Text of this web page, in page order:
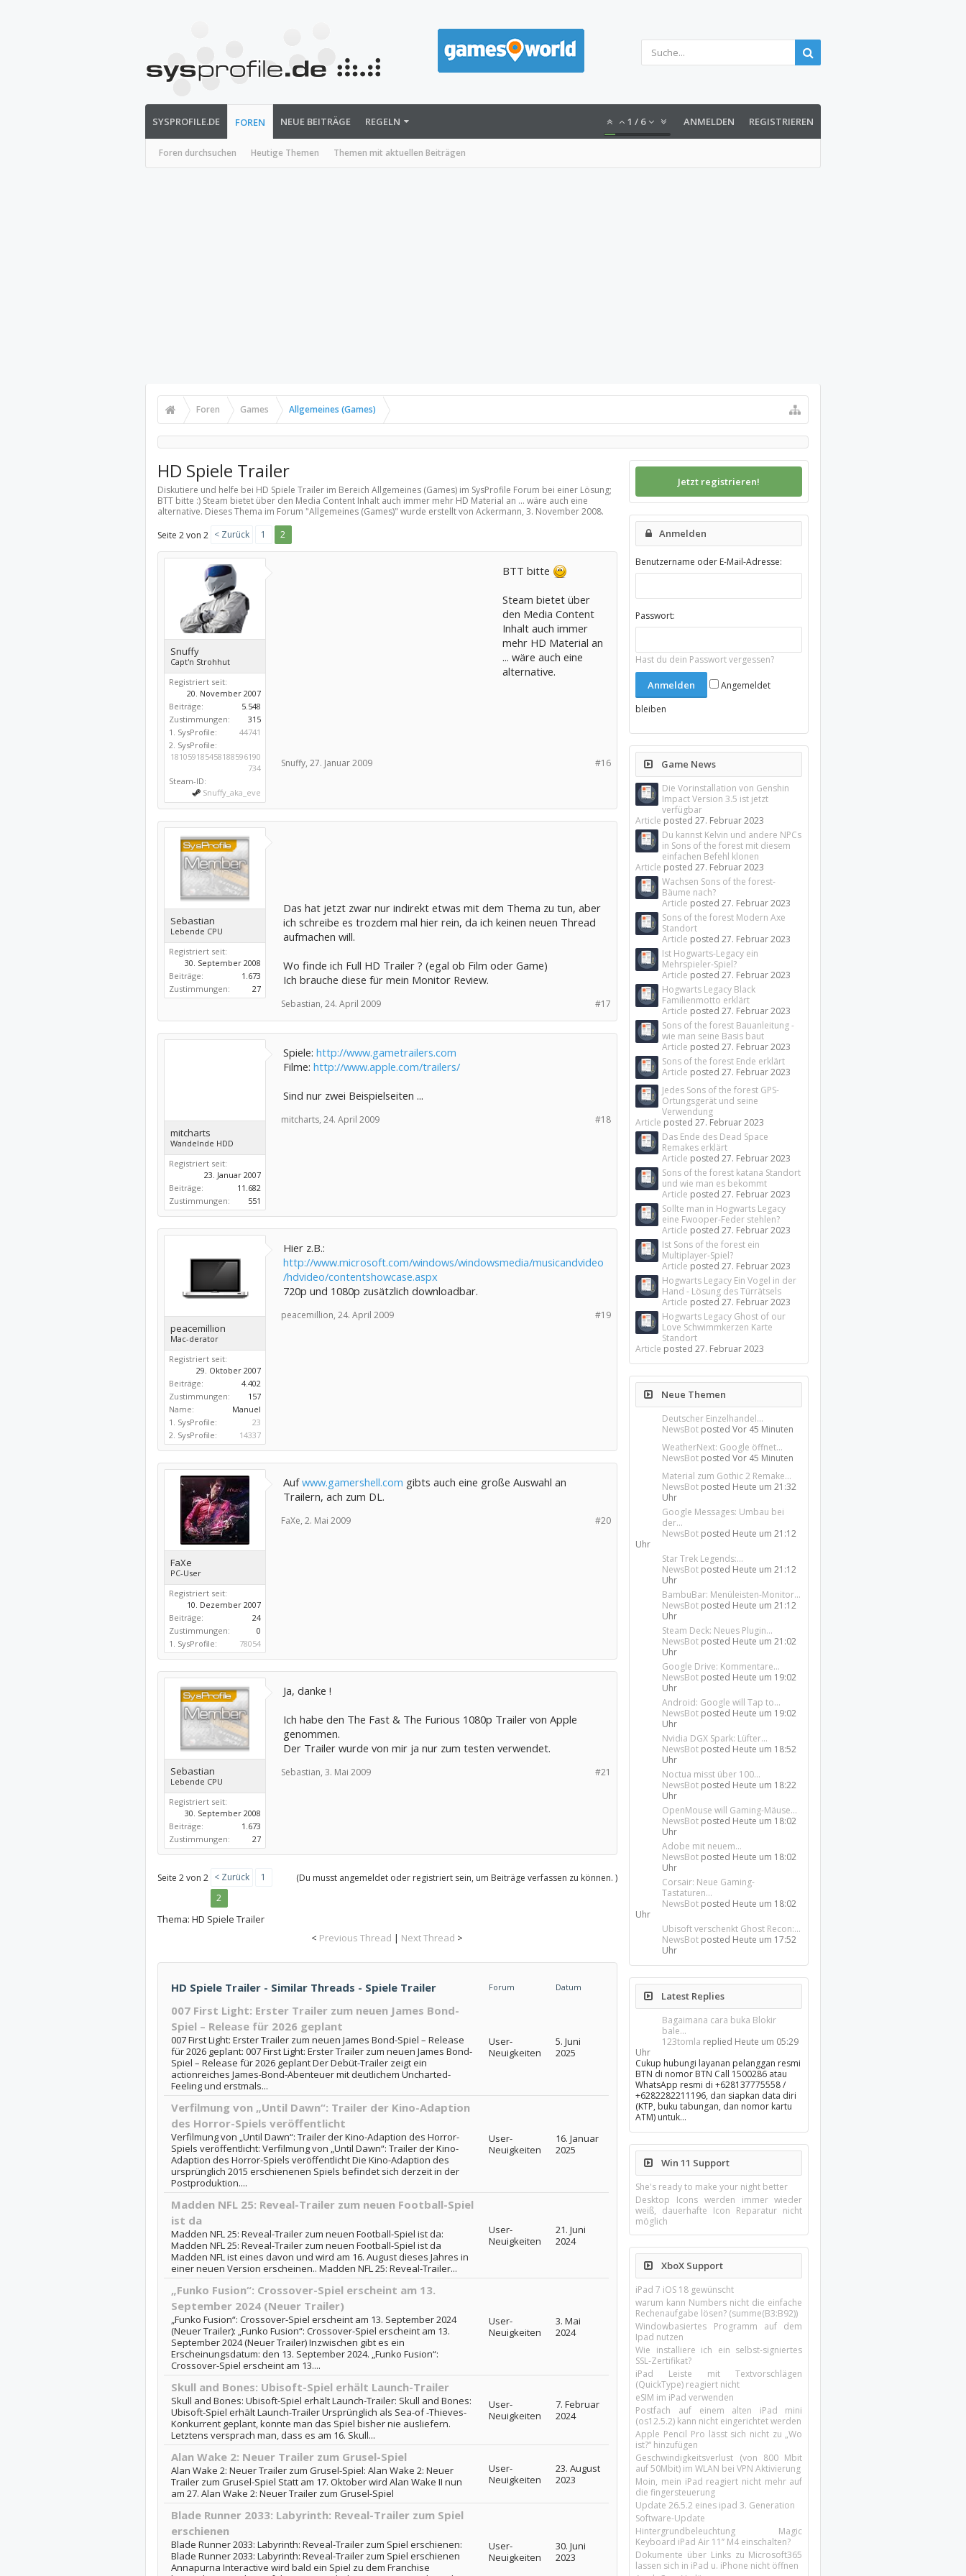
SYSPROFILE.DE FOREN
Foren durchsuchen Heutige Themen Themen mit aktuellen Beiträgen
NEUE BEITRÄGE REGELN 1 / 6 ANMELDEN REGISTRIEREN
Foren Games Allgemeines (Games)
HD Spiele Trailer
Diskutiere und helfe bei HD Spiele Trailer im Bereich Allgemeines (Games)im SysProfile Forum bei einer Lösung;
BTT bitte :) Steam bietet über den Media Content Inhalt auch immer mehr HD Material an ... wäre auch eine
alternative. Dieses Thema im Forum "Allgemeines (Games)" wurde erstellt von Ackermann, 3. November 2008.
Seite 2 von 2 < Zurück 1 2
Snuffy
Capt'n Strohhut
Registriert seit:
20. November 2007
Beiträge:
5.548
Zustimmungen:
315
1. SysProfile:
44741
2. SysProfile:
181059185458188596190
734
Steam-ID:
Snuffy_aka_eve
BTT bitte
Steam bietet über
den Media Content
Inhalt auch immer
mehr HD Material an
... wäre auch eine
alternative.
#16
Snuffy, 27. Januar 2009
Sebastian
Lebende CPU
Registriert seit:
30. September 2008
Beiträge:
1.673
Zustimmungen:
27
Das hat jetzt zwar nur indirekt etwas mit dem Thema zu tun, aber
ich schreibe es trozdem mal hier rein, da ich keinen neuen Thread
aufmachen will.
Wo finde ich Full HD Trailer ? (egal ob Film oder Game)
Ich brauche diese für mein Monitor Review.
#17
Sebastian, 24. April 2009
mitcharts
Wandelnde HDD
Registriert seit:
23. Januar 2007
Beiträge:
11.682
Zustimmungen:
551
Spiele: http://www.gametrailers.com
Filme: http://www.apple.com/trailers/
Sind nur zwei Beispielseiten ...
#18
mitcharts, 24. April 2009
peacemillion
Mac-derator
Registriert seit:
29. Oktober 2007
Beiträge:
4.402
Zustimmungen:
157
Name:
Manuel
1. SysProfile:
23
2. SysProfile:
14337
Hier z.B.:
http://www.microsoft.com/windows/windowsmedia/musicandvideo
/hdvideo/contentshowcase.aspx
720p und 1080p zusätzlich downloadbar.
#19
peacemillion, 24. April 2009
FaXe
PC-User
Registriert seit:
10. Dezember 2007
Beiträge:
24
Zustimmungen:
0
1. SysProfile:
78054
Aufwww.gamershell.com gibts auch eine große Auswahl an
Trailern, ach zum DL.
#20
FaXe, 2. Mai 2009
Sebastian
Lebende CPU
Registriert seit:
30. September 2008
Beiträge:
1.673
Zustimmungen:
27
Ja, danke !
Ich habe den The Fast & The Furious 1080p Trailer von Apple
genommen.
Der Trailer wurde von mir ja nur zum testen verwendet.
#21
Sebastian, 3. Mai 2009
(Du musst angemeldet oder registriert sein, um Beiträge verfassen zu können. )
Seite 2 von 2 < Zurück
1
2
Thema: HD Spiele Trailer
< Previous Thread | Next Thread >
HD Spiele Trailer - Similar Threads - Spiele Trailer Forum Datum
007 First Light: Erster Trailer zum neuen James Bond-
Spiel – Release für 2026 geplant
007 First Light: Erster Trailer zum neuen James Bond-Spiel – Release
für 2026 geplant: 007 First Light: Erster Trailer zum neuen James Bond-
Spiel – Release für 2026 geplant Der Debüt-Trailer zeigt ein
actionreiches James-Bond-Abenteuer mit deutlichem Uncharted-
Feeling und erstmals...
User-
Neuigkeiten
5. Juni
2025
Verfilmung von „Until Dawn“: Trailer der Kino-Adaption
des Horror-Spiels veröffentlicht
Verfilmung von „Until Dawn“: Trailer der Kino-Adaption des Horror-
Spiels veröffentlicht: Verfilmung von „Until Dawn“: Trailer der Kino-
Adaption des Horror-Spiels veröffentlicht Die Kino-Adaption des
ursprünglich 2015 erschienenen Spiels befindet sich derzeit in der
Postproduktion....
User-
Neuigkeiten
16. Januar
2025
Madden NFL 25: Reveal-Trailer zum neuen Football-Spiel
ist da
Madden NFL 25: Reveal-Trailer zum neuen Football-Spiel ist da:
Madden NFL 25: Reveal-Trailer zum neuen Football-Spiel ist da
Madden NFL ist eines davon und wird am 16. August dieses Jahres in
einer neuen Version erscheinen.. Madden NFL 25: Reveal-Trailer...
User-
Neuigkeiten
21. Juni
2024
„Funko Fusion“: Crossover-Spiel erscheint am 13.
September 2024 (Neuer Trailer)
„Funko Fusion“: Crossover-Spiel erscheint am 13. September 2024
(Neuer Trailer): „Funko Fusion“: Crossover-Spiel erscheint am 13.
September 2024 (Neuer Trailer) Inzwischen gibt es ein
Erscheinungsdatum: den 13. September 2024. „Funko Fusion“:
Crossover-Spiel erscheint am 13....
User-
Neuigkeiten
3. Mai
2024
Skull and Bones: Ubisoft-Spiel erhält Launch-Trailer
Skull and Bones: Ubisoft-Spiel erhält Launch-Trailer: Skull and Bones:
Ubisoft-Spiel erhält Launch-Trailer Ursprünglich als Sea-of -Thieves-
Konkurrent geplant, konnte man das Spiel bisher nie ausliefern.
Letztens versprach man, dass es am 16. Skull...
User-
Neuigkeiten
7. Februar
2024
Alan Wake 2: Neuer Trailer zum Grusel-Spiel
Alan Wake 2: Neuer Trailer zum Grusel-Spiel: Alan Wake 2: Neuer
Trailer zum Grusel-Spiel Statt am 17. Oktober wird Alan Wake II nun
am 27. Alan Wake 2: Neuer Trailer zum Grusel-Spiel
User-
Neuigkeiten
23. August
2023
Blade Runner 2033: Labyrinth: Reveal-Trailer zum Spiel
erschienen
Blade Runner 2033: Labyrinth: Reveal-Trailer zum Spiel erschienen:
Blade Runner 2033: Labyrinth: Reveal-Trailer zum Spiel erschienen
Annapurna Interactive wird bald ein Spiel zu dem Franchise
User-
Neuigkeiten
30. Juni
2023
Jetzt registrieren!
Anmelden
Benutzername oder E-Mail-Adresse:
Passwort:
Hast du dein Passwort vergessen?
Angemeldet
bleiben
Game News
Die Vorinstallation von Genshin
Impact Version 3.5 ist jetzt
verfügbar
Article posted27. Februar 2023
Du kannst Kelvin und andere NPCs
in Sons of the forest mit diesem
einfachen Befehl klonen
Article posted27. Februar 2023
Wachsen Sons of the forest-
Bäume nach?
Article posted27. Februar 2023
Sons of the forest Modern Axe
Standort
Article posted27. Februar 2023
Ist Hogwarts-Legacy ein
Mehrspieler-Spiel?
Article posted27. Februar 2023
Hogwarts Legacy Black
Familienmotto erklärt
Article posted27. Februar 2023
Sons of the forest Bauanleitung -
wie man seine Basis baut
Article posted27. Februar 2023
Sons of the forest Ende erklärt
Article posted27. Februar 2023
Jedes Sons of the forest GPS-
Ortungsgerät und seine
Verwendung
Article posted27. Februar 2023
Das Ende des Dead Space
Remakes erklärt
Article posted27. Februar 2023
Sons of the forest katana Standort
und wie man es bekommt
Article posted27. Februar 2023
Sollte man in Hogwarts Legacy
eine Fwooper-Feder stehlen?
Article posted27. Februar 2023
Ist Sons of the forest ein
Multiplayer-Spiel?
Article posted27. Februar 2023
Hogwarts Legacy Ein Vogel in der
Hand - Lösung des Türrätsels
Article posted27. Februar 2023
Hogwarts Legacy Ghost of our
Love Schwimmkerzen Karte
Standort
Article posted27. Februar 2023
Neue Themen
Deutscher Einzelhandel...
NewsBot postedVor 45 Minuten
WeatherNext: Google öffnet...
NewsBot postedVor 45 Minuten
Material zum Gothic 2 Remake...
NewsBot posted Heute um 21:32
Uhr
Google Messages: Umbau bei
der...
NewsBot posted Heute um 21:12
Uhr
Star Trek Legends:...
NewsBot posted Heute um 21:12
Uhr
BambuBar: Menüleisten-Monitor...
NewsBot posted Heute um 21:12
Uhr
Steam Deck: Neues Plugin...
NewsBot posted Heute um 21:02
Uhr
Google Drive: Kommentare...
NewsBot posted Heute um 19:02
Uhr
Android: Google will Tap to...
NewsBot posted Heute um 19:02
Uhr
Nvidia DGX Spark: Lüfter...
NewsBot posted Heute um 18:52
Uhr
Noctua misst über 100...
NewsBot posted Heute um 18:22
Uhr
OpenMouse will Gaming-Mäuse...
NewsBot posted Heute um 18:02
Uhr
Adobe mit neuem...
NewsBot posted Heute um 18:02
Uhr
Corsair: Neue Gaming-
Tastaturen...
NewsBot posted Heute um 18:02
Uhr
Ubisoft verschenkt Ghost Recon:...
NewsBot posted Heute um 17:52
Uhr
Latest Replies
Bagaimana cara buka Blokir
bale...
123tomla replied Heute um 05:29
Uhr
Cukup hubungi layanan pelanggan resmi
BTN di nomor BTN Call 1500286 atau
WhatsApp resmi di +628137775558 /
+6282282211196, dan siapkan data diri
(KTP, buku tabungan, dan nomor kartu
ATM) untuk…
Win 11 Support
She's ready to make your night better
Desktop Icons werden immer wieder
weiß, dauerhafte Icon Reparatur nicht
möglich
XboX Support
iPad 7 iOS 18 gewünscht
warum kann Numbers nicht die einfache
Rechenaufgabe lösen? (summe(B3:B92))
Windowbasiertes Programm auf dem
Ipad nutzen
Wie installiere ich ein selbst-signiertes
SSL-Zertifikat?
iPad Leiste mit Textvorschlägen
(QuickType) reagiert nicht
eSIM im iPad verwenden
Postfach auf einem alten iPad mini
(os12.5.2) kann nicht eingerichtet werden
Apple Pencil Pro lässt sich nicht zu „Wo
ist?“ hinzufügen
Geschwindigkeitsverlust (von 800 Mbit
auf 50Mbit) im WLAN bei VPN Aktivierung
Moin, mein iPad reagiert nicht mehr auf
die fingersteuerung
Update 26.5.2 eines ipad 3. Generation
Software-Update
Hintergrundbeleuchtung Magic
Keyboard iPad Air 11’’ M4 einschalten?
Dokumente über Links zu Microsoft365
lassen sich in iPad u. iPhone nicht öffnen